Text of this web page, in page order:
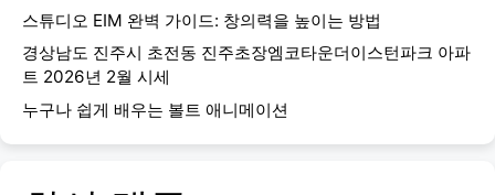
스튜디오 EIM 완벽 가이드: 창의력을 높이는 방법
경상남도 진주시 초전동 진주초장엠코타운더이스턴파크 아파
트 2026년 2월 시세
누구나 쉽게 배우는 볼트 애니메이션